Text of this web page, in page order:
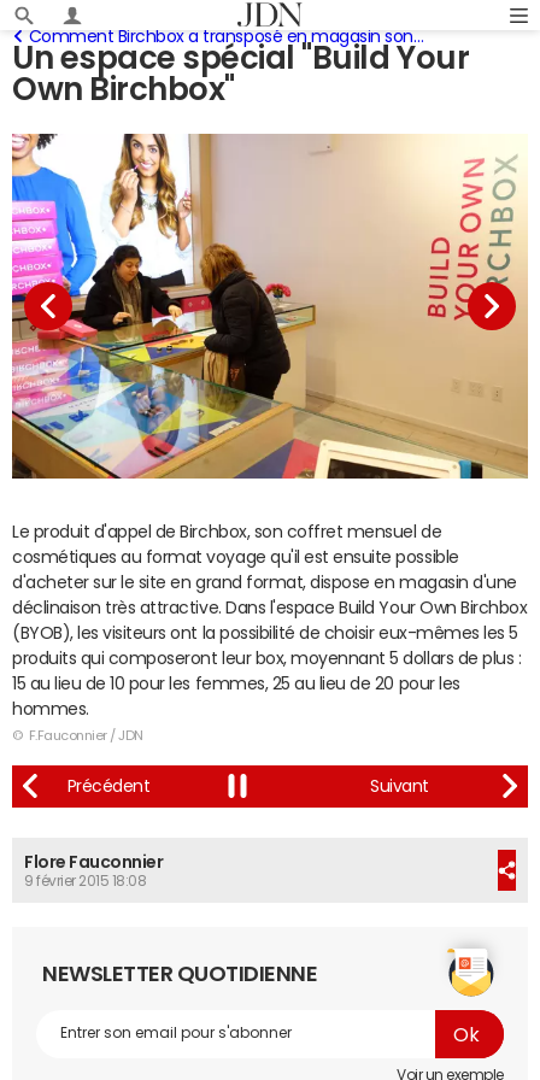
Un espace spécial "Build Your
Own Birchbox"
Comment Birchbox a transposé en magasin son concept de beauty box
Le produit d'appel de Birchbox, son coffret mensuel de
cosmétiques au format voyage qu'il est ensuite possible
d'acheter sur le site en grand format, dispose en magasin d'une
déclinaison très attractive. Dans l'espace Build Your Own Birchbox
(BYOB), les visiteurs ont la possibilité de choisir eux-mêmes les 5
produits qui composeront leur box, moyennant 5 dollars de plus :
15 au lieu de 10 pour les femmes, 25 au lieu de 20 pour les
hommes.
© F.Fauconnier / JDN
Flore Fauconnier
9 février 2015 18:08
NEWSLETTER QUOTIDIENNE
Voir un exemple